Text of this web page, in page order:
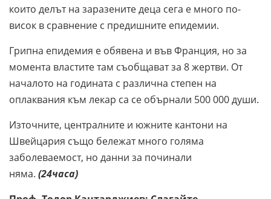
които делът на заразените деца сега е много по-
висок в сравнение с предишните епидемии.
Грипна епидемия е обявена и във Франция, но за
момента властите там съобщават за 8 жертви. От
началото на годината с различна степен на
оплаквания към лекар са се обърнали 500 000 души.
Източните, централните и южните кантони на
Швейцария също бележат много голяма
заболеваемост, но данни за починали
няма. (24часа)